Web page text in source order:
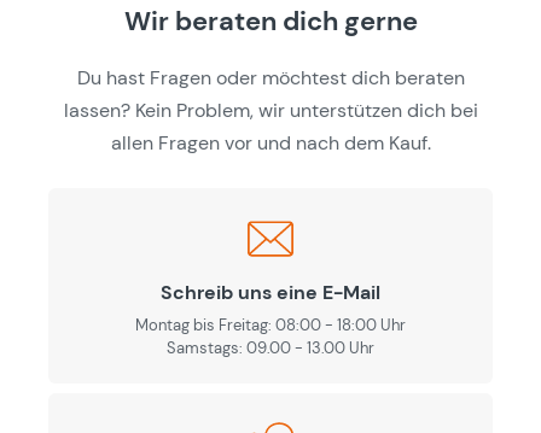
Wir beraten dich gerne
Du hast Fragen oder möchtest dich beraten
lassen? Kein Problem, wir unterstützen dich bei
allen Fragen vor und nach dem Kauf.
Schreib uns eine E-Mail
Montag bis Freitag: 08:00 - 18:00 Uhr
Samstags: 09.00 - 13.00 Uhr